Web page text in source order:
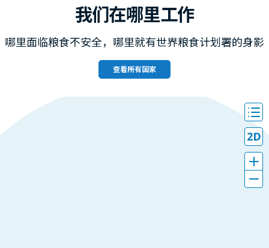
我们在哪里工作
哪里面临粮食不安全，哪里就有世界粮食计划署的身影
查看所有国家